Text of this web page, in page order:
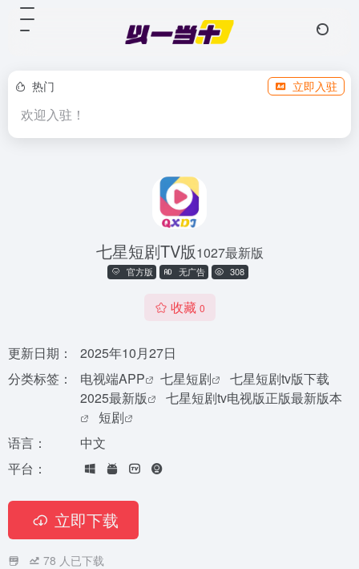
热门 立即入驻
欢迎入驻！
七星短剧TV版1027最新版
官方版 无广告 308
收藏 0
更新日期：
2025年10月27日
分类标签：
电视端APP 七星短剧
七星短剧tv版下载
2025最新版
七星短剧tv电视版正版最新版本
短剧
语言：
中文
平台：
立即下载
78 人已下载